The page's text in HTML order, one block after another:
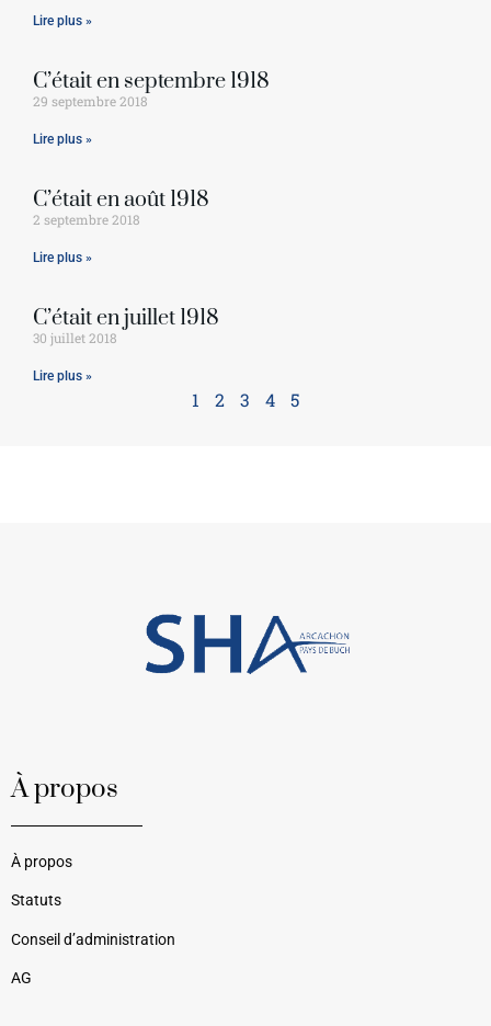
Lire plus »
C’était en septembre 1918
29 septembre 2018
Lire plus »
C’était en août 1918
2 septembre 2018
Lire plus »
C’était en juillet 1918
30 juillet 2018
Lire plus »
1 2 3 4 5
À propos
À propos
Statuts
Conseil d’administration
AG